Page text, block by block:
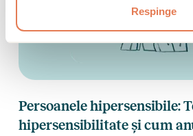
Respinge
Persoanele hipersensibile:
hipersensibilitate și cum